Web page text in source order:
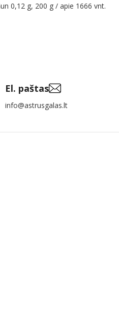
0,12 g, 200 g / apie 1666 vnt.
El. paštas
info@astrusgalas.lt